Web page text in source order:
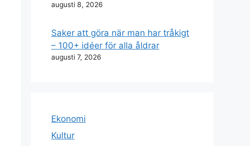
augusti 8, 2026
Saker att göra när man har tråkigt
– 100+ idéer för alla åldrar
augusti 7, 2026
Ekonomi
Kultur